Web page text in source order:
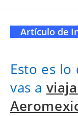
Artículo de
Esto es
vas a